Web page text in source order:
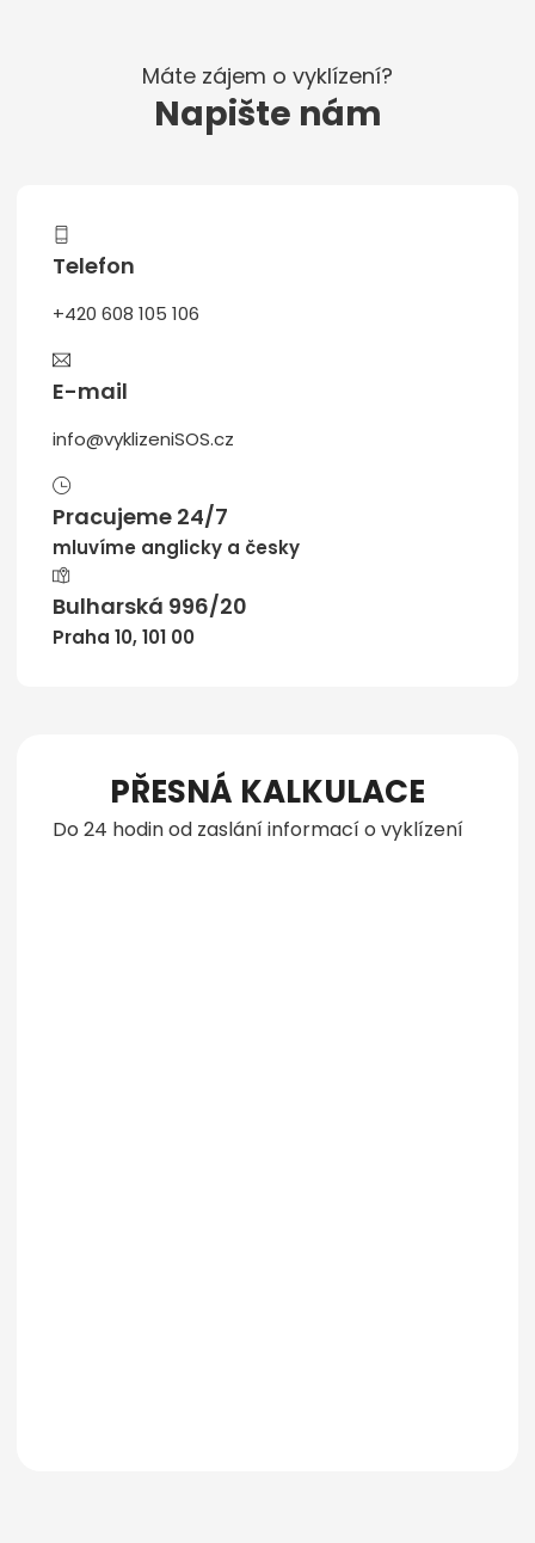
Máte zájem o vyklízení?
Napište nám
Telefon
+420 608 105 106
E-mail
info@vyklizeniSOS.cz
Pracujeme 24/7
mluvíme anglicky a česky
Bulharská 996/20
Praha 10, 101 00
PŘESNÁ KALKULACE
Do 24 hodin od zaslání informací o vyklízení